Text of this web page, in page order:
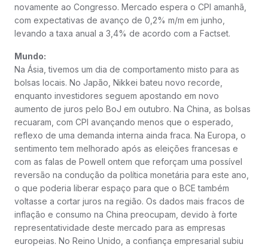
novamente ao Congresso. Mercado espera o CPI amanhã,
com expectativas de avanço de 0,2% m/m em junho,
levando a taxa anual a 3,4% de acordo com a Factset.
Mundo:
Na Ásia, tivemos um dia de comportamento misto para as
bolsas locais. No Japão, Nikkei bateu novo recorde,
enquanto investidores seguem apostando em novo
aumento de juros pelo BoJ em outubro. Na China, as bolsas
recuaram, com CPI avançando menos que o esperado,
reflexo de uma demanda interna ainda fraca. Na Europa, o
sentimento tem melhorado após as eleições francesas e
com as falas de Powell ontem que reforçam uma possível
reversão na condução da política monetária para este ano,
o que poderia liberar espaço para que o BCE também
voltasse a cortar juros na região. Os dados mais fracos de
inflação e consumo na China preocupam, devido à forte
representatividade deste mercado para as empresas
europeias. No Reino Unido, a confiança empresarial subiu